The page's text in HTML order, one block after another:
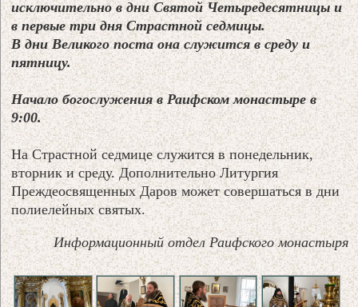
исключительно в дни Святой Четыредесятницы и
в первые три дня Страстной седмицы.
В дни Великого поста она служится в среду и
пятницу.
Начало богослужения в Раифском монастыре в
9:00.
На Страстной седмице служится в понедельник,
вторник и среду. Дополнительно Литургия
Преждеосвященных Даров может совершаться в дни
полиелейных святых.
Информационный отдел Раифского монастыря